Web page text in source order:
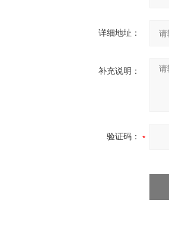
详细地址：
补充说明：
验证码：